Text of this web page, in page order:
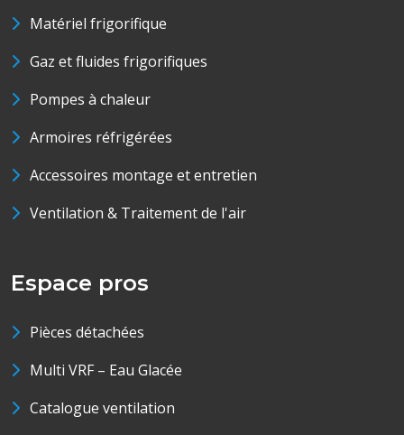
Matériel frigorifique
Gaz et fluides frigorifiques
Pompes à chaleur
Armoires réfrigérées
Accessoires montage et entretien
Ventilation & Traitement de l'air
Espace pros
Pièces détachées
Multi VRF – Eau Glacée
Catalogue ventilation